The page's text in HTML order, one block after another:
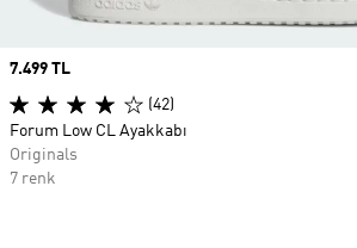
Price
7.499 TL
(42)
Forum Low CL Ayakkabı
Originals
7 renk